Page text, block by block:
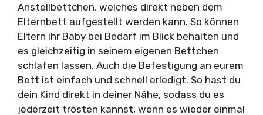
Anstellbettchen, welches direkt neben dem
Elternbett aufgestellt werden kann. So können
Eltern ihr Baby bei Bedarf im Blick behalten und
es gleichzeitig in seinem eigenen Bettchen
schlafen lassen. Auch die Befestigung an eurem
Bett ist einfach und schnell erledigt. So hast du
dein Kind direkt in deiner Nähe, sodass du es
jederzeit trösten kannst, wenn es wieder einmal